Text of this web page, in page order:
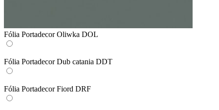
Fólia Portadecor Oliwka DOL
Fólia Portadecor Dub catania DDT
Fólia Portadecor Fiord DRF